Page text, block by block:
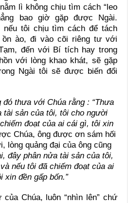
lì không chịu tìm cách “leo
bao giờ gặp được Ngài.
nếu tôi chịu tìm cách để tách
ồn ào, đi vào cõi riêng tư với
đến với Bí tích hay trong
với lòng khao khát, sẽ gặp
Ngài tôi sẽ được biến đổi
đó thưa với Chúa rằng : “Thưa
tài sản của tôi, tôi cho người
đoạt của ai cái gì, tôi xin
Chúa, ông được ơn sám hối
lòng quảng đại của ông cũng
đây phân nửa tài sản của tôi,
nếu tôi đã chiếm đoạt của ai
xin đền gấp bốn.”
Chúa, luôn “nhìn lên” chứ